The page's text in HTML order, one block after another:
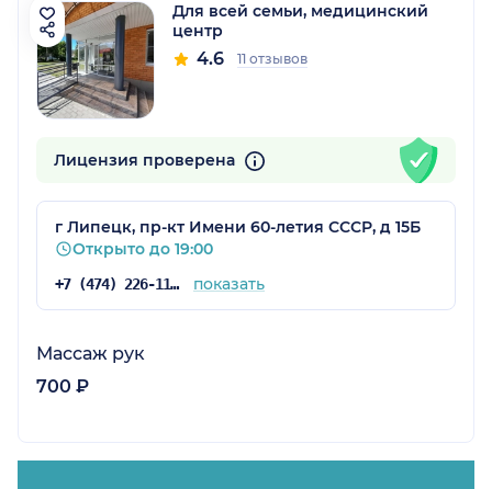
Для всей семьи, медицинский
центр
4.6 11 отзывов
Лицензия проверена
г Липецк, пр-кт Имени 60-летия СССР, д 15Б
Открыто до 19:00
+7 (474) 226-11-11 показать
Массаж рук
700 ₽